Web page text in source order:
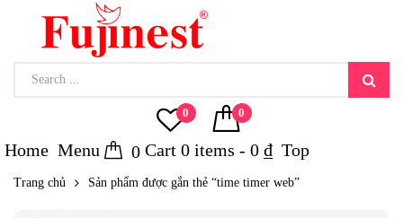
0 0
Home Menu 0 Cart 0 items - 0 ₫ Top
Trang chủ Sản phẩm được gắn thẻ “time timer web”